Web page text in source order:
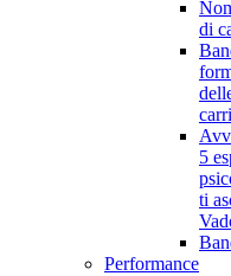
di
5
ti
Performance